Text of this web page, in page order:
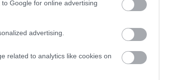
Google for online advertising
advertising.
related to analytics like cookies on
η οποία θα διεξαχθεί στις 12
βλέμματα όλων των σινεφίλ
σνόμπαρε την ελληνική πρόταση
Θέλοντας να αποκαταστήσουμε
ελληνικές ταινίες στο παρελθόν